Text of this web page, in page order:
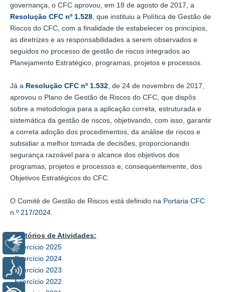
governança, o CFC aprovou, em 18 de agosto de 2017, a
Resolução CFC nº 1.528 , que instituiu a Política de Gestão de
Riscos do CFC, com a finalidade de estabelecer os princípios,
as diretrizes e as responsabilidades a serem observados e
seguidos no processo de gestão de riscos integrados ao
Planejamento Estratégico, programas, projetos e processos.
Já a Resolução CFC nº 1.532 , de 24 de novembro de 2017,
aprovou o Plano de Gestão de Riscos do CFC, que dispôs
sobre a metodologia para a aplicação correta, estruturada e
sistemática da gestão de riscos, objetivando, com isso, garantir
a correta adoção dos procedimentos, da análise de riscos e
subsidiar a melhor tomada de decisões, proporcionando
segurança razoável para o alcance dos objetivos dos
programas, projetos e processos e, consequentemente, dos
Objetivos Estratégicos do CFC.
O Comitê de Gestão de Riscos está definido na Portaria CFC
n.º 217/2024
Relatórios de Atividades:
- Exercício 2025
- Exercício 2024
- Exercício 2023
- Exercício 2022
Libras
Voz